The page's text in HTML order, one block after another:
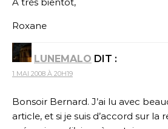
Roxane
LUNEMALO DIT :
1 MAI 2008 À 20H19
Bonsoir Bernard. J’ai lu avec
article, et si je suis d’accord sur la